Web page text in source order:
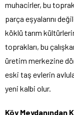
muhacirler, bu
parça eşyalarını
köklü tarım
toprakları, bu
üretim merkezine
eski taş evlerin
yeni kalbi olur.
Köy